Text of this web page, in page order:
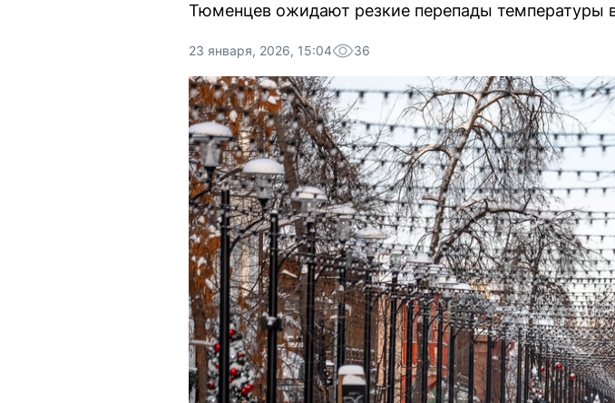
Тюменцев ожидают резкие перепады
23 января, 2026, 15:04 36